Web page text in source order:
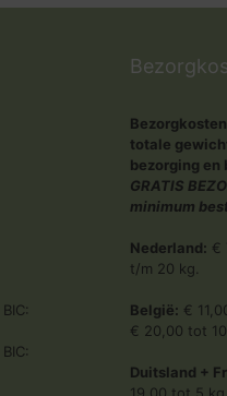
totale
bezorging en
GRATIS
minimum
Nederland: €
t/m 20 kg.
België: €
€ 20,00 tot
Duitsland +
19,00 tot 5